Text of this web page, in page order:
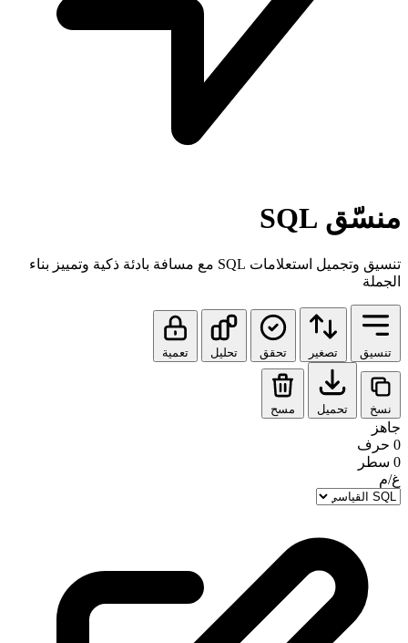
منسّق SQL
تنسيق وتجميل استعلامات SQL مع مسافة بادئة ذكية وتمييز بناء
الجملة
تنسيق تصغير تحقق تحليل تعمية
نسخ تحميل مسح
جاهز
0 حرف
0 سطر
غ/م